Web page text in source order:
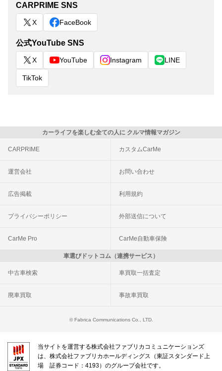
CARPRIME SNS
X FaceBook
公式YouTube SNS
X YouTube Instagram LINE
TikTok
カーライフを楽しむ全ての人に クルマ情報マガジン
CARPRIME カスタムCarMe
運営会社 お問い合わせ
広告掲載 利用規約
プライバシーポリシー 外部送信について
CarMe Pro CarMe自動車保険
車選びドットコム（連携サービス）
中古車検索 車買取一括査定
廃車買取 事故車買取
© Fabrica Communications Co., LTD.
当サイトを運営する株式会社ファブリカコミュニケーションズ
は、株式会社ファブリカホールディングス（東証スタンダード上
場 証券コード：4193）のグループ会社です。